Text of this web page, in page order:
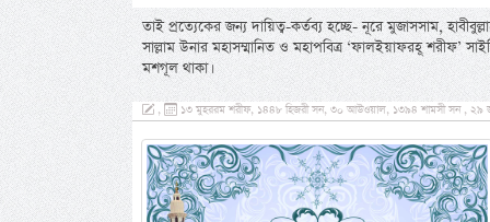
তাই প্রত্যেকের জন্য দায়িত্ব-কর্তব্য হচ্ছে- নূরে মুজাসসাম,
সাল্লাম উনার মহাসম্মানিত ও মহাপবিত্র ‘ফালইয়াফরহূ শরীফ’
মশগূল থাকা।
, ১৩ মুহররম শরীফ, ১৪৪৮ হিজরী সন, ৩০ আউওয়াল, ১৩৯৪ শামসী সন ,